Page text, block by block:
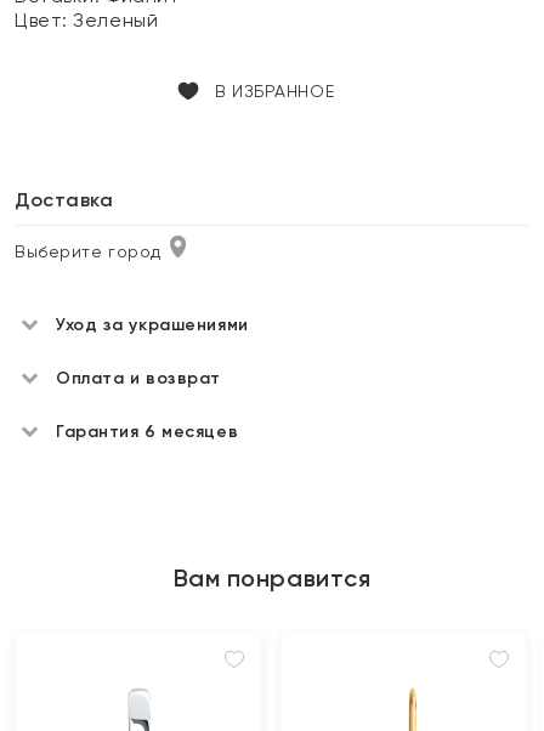
Цвет:Зеленый
В ИЗБРАННОЕ
Доставка
Выберите город
Уход за украшениями
Оплата и возврат
Гарантия 6 месяцев
Вам понравится